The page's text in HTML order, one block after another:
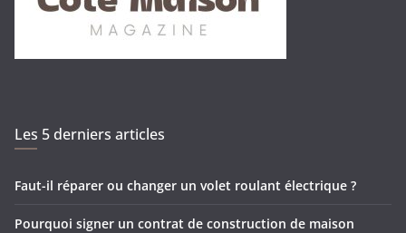
Les 5 derniers articles
Faut-il réparer ou changer un volet roulant électrique ?
Pourquoi signer un contrat de construction de maison